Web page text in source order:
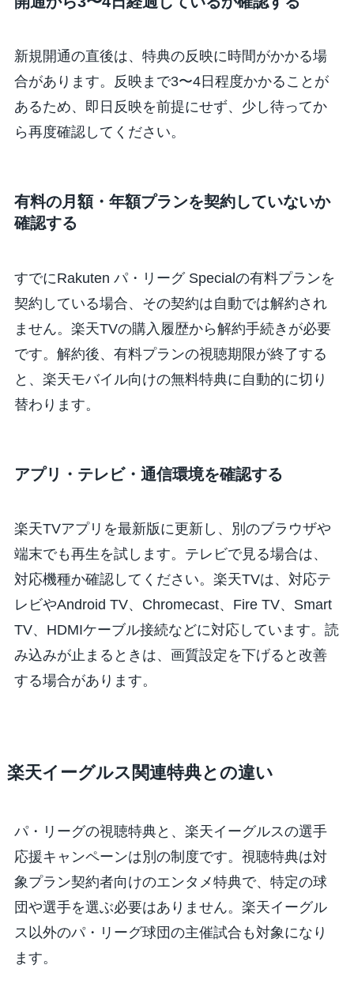
新規開通の直後は、特典の反映に時間がかかる場
合があります。反映まで3〜4日程度かかることが
あるため、即日反映を前提にせず、少し待ってか
ら再度確認してください。
有料の月額・年額プランを契約していないか
確認する
すでにRakuten パ・リーグ Specialの有料プランを
契約している場合、その契約は自動では解約され
ません。楽天TVの購入履歴から解約手続きが必要
です。解約後、有料プランの視聴期限が終了する
と、楽天モバイル向けの無料特典に自動的に切り
替わります。
アプリ・テレビ・通信環境を確認する
楽天TVアプリを最新版に更新し、別のブラウザや
端末でも再生を試します。テレビで見る場合は、
対応機種か確認してください。楽天TVは、対応テ
レビやAndroid TV、Chromecast、Fire TV、Smart
TV、HDMIケーブル接続などに対応しています。読
み込みが止まるときは、画質設定を下げると改善
する場合があります。
楽天イーグルス関連特典との違い
パ・リーグの視聴特典と、楽天イーグルスの選手
応援キャンペーンは別の制度です。視聴特典は対
象プラン契約者向けのエンタメ特典で、特定の球
団や選手を選ぶ必要はありません。楽天イーグル
ス以外のパ・リーグ球団の主催試合も対象になり
ます。